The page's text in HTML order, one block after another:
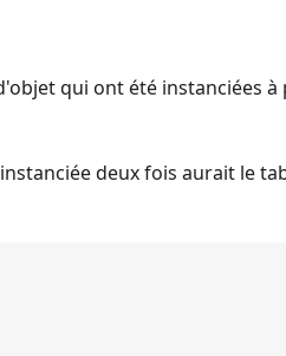
qui ont été instanciées
deux fois aurait le